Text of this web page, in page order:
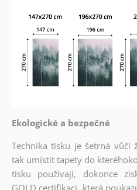
Ekologické a bezpečné
Technika tisku je šetrná vůči
tak umístit tapety do
tisku používají, dokonce